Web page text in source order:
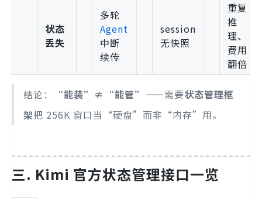
状态
丢失
多轮
Agent
中断
续传
session
无快照
重复
推
理、
费用
翻倍
结论： “能装”≠“能管” ——需要状态管理框
架把 256K 窗口当“硬盘”而非“内存”用。
三. Kimi 官方状态管理接口一览